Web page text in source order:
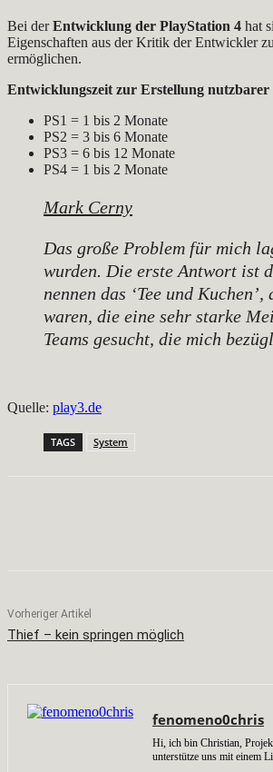
Bei derEntwicklung der PlayStation 4 hat
Eigenschaften aus der Kritik der Entwickler
ermöglichen.
Entwicklungszeit zur Erstellung nutzbarer
PS1 = 1 bis 2 Monate
PS2 = 3 bis 6 Monate
PS3 = 6 bis 12 Monate
PS4 = 1 bis 2 Monate
Mark Cerny
Das große Problem für mich
wurden. Die erste Antwort ist
nennen das ‘Tee und
waren, die eine sehr starke
Teams gesucht, die mich
Quelle: play3.de
TAGS System
Vorheriger Artikel
Thief – kein springen möglich
fenomeno0chris
Hi, ich bin Christian,
unterstütze uns mit einem